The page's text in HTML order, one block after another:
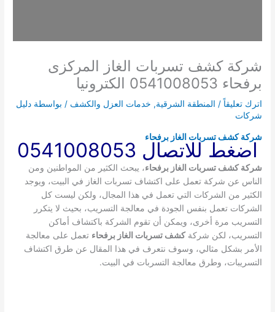
شركة كشف تسربات الغاز المركزى
برفحاء 0541008053 الكترونيا
اترك تعليقاً / المنطقة الشرقية, خدمات العزل والكشف / بواسطة دليل
شركات
شركة كشف تسربات الغاز برفحاء
اضغط للاتصال 0541008053
شركة كشف تسربات الغاز برفحاء، يبحث الكثير من المواطنين ومن
الناس عن شركة تعمل على اكتشاف تسربات الغاز في البيت، ويوجد
الكثير من الشركات التي تعمل في هذا المجال، ولكن ليست كل
الشركات تعمل بنفس الجودة في معالجة التسريب، بحيث لا يتكرر
التسريب مرة أخرى، ويمكن أن تقوم الشركة باكتشاف أماكن
التسريب، لكن شركةكشف تسربات الغاز برفحاء تعمل على معالجة
الأمر بشكل مثالي، وسوف نتعرف في هذا المقال عن طرق اكتشاف
التسريبات، وطرق معالجة التسربات في البيت.